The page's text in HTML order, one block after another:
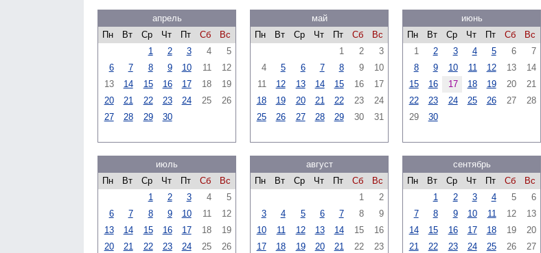
апрель
Пн
Вт Ср Чт Пт Сб
Вс
1
2 3 4
5
6
7 8 9 10 11
12
13
14 15 16 17 18
19
20
21 22 23 24 25
26
27
28 29 30
май
Пн
Вт Ср Чт Пт Сб
Вс
1
2
3
4
5 6 7 8 9
10
11
12 13 14 15 16
17
18
19 20 21 22 23
24
25
26 27 28 29 30 31
июнь
Пн
Вт Ср Чт Пт Сб
Вс
1
2 3 4 5 6
7
8
9 10 11 12 13
14
15
16 17 18 19 20
21
22
23 24 25 26 27
28
29
30
июль
Пн
Вт Ср Чт Пт Сб
Вс
1
2 3 4
5
6
7 8 9 10 11
12
13
14 15 16 17 18
19
20
21 22 23 24 25
26
август
Пн
Вт Ср Чт Пт Сб
Вс
1
2
3
4 5 6 7 8
9
10
11 12 13 14 15
16
17
18 19 20 21 22
23
сентябрь
Пн
Вт Ср Чт Пт Сб
Вс
1
2 3 4 5
6
7
8 9 10 11 12
13
14
15 16 17 18 19
20
21
22 23 24 25 26
27